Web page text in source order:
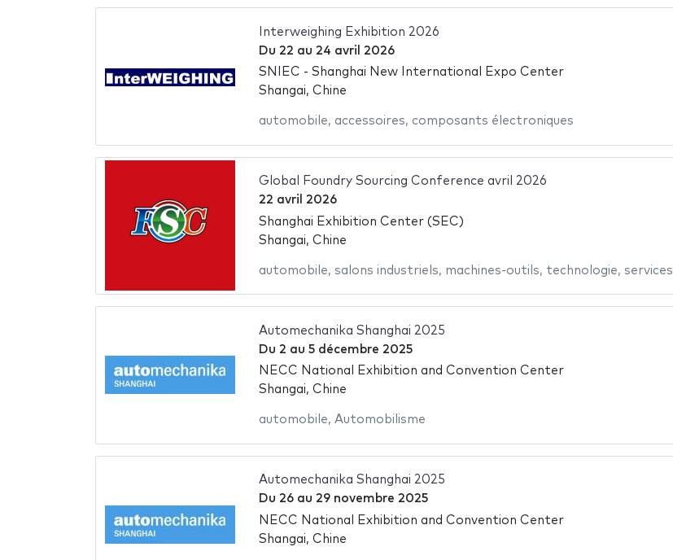
Interweighing Exhibition 2026
Du 22 au 24 avril 2026
SNIEC - Shanghai New International Expo Center
Shangai, Chine
automobile, accessoires, composants électroniques
Global Foundry Sourcing Conference avril 2026
22 avril 2026
Shanghai Exhibition Center (SEC)
Shangai, Chine
automobile, salons industriels, machines-outils, technologie, services
Automechanika Shanghai 2025
Du 2 au 5 décembre 2025
NECC National Exhibition and Convention Center
Shangai, Chine
automobile, Automobilisme
Automechanika Shanghai 2025
Du 26au 29 novembre 2025
NECC National Exhibition and Convention Center
Shangai, Chine